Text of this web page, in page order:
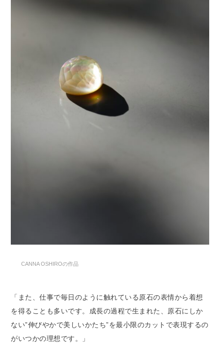
CANNA OSHIROの作品
「また、仕事で毎日のように触れている原石の表情から着想
を得ることも多いです。成長の過程で生まれた、原石にしか
ない”伸びやかで美しいかたち”を最小限のカットで表現するの
がいつかの理想です。」